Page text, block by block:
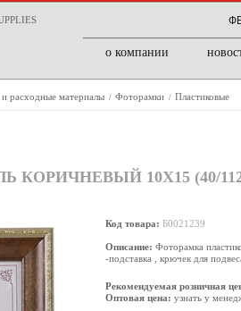
о компании
расходные материалы / Фоторамки / Пластиковые
КОРИЧНЕВЫЙ 10X15 (40/
Код товара: Б0021239
Описание: Фоторамка
-подставка , крючек для
Рекомендуемая розничная
Оптовая цена: узнать у